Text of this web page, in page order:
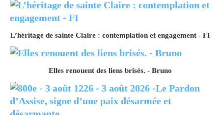
L’héritage de sainte Claire : contemplation et engagement - FI
Elles renouent des liens brisés. - Bruno